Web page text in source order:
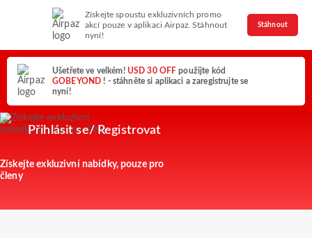
Získejte spoustu exkluzivních promo
akcí pouze v aplikaci Airpaz. Stáhnout
nyní!
Stáhnout
Ušetřete ve velkém! USD 30 OFFpoužijte kód
GOBEYOND ! - stáhněte si aplikaci a zaregistrujte se
nyní!
Přihlásit se/ Registrovat
Získejte exkluzivní nabídky, pouze pro
členy